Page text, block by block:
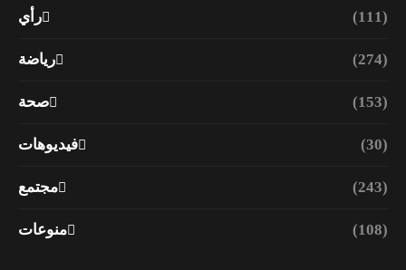
رأي (111)
رياضة (274)
صحة (153)
فيديوهات (30)
مجتمع (243)
منوعات (108)